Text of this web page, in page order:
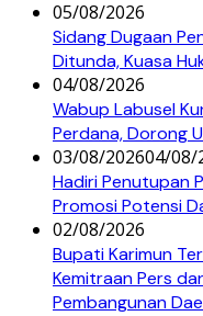
05/08/2026
Sidang Dugaan
Ditunda, Kuasa
04/08/2026
Wabup Labusel
Perdana, Dorong
03/08/202604/08/
Hadiri Penutupan
Promosi Potensi
02/08/2026
Bupati Karimun
Kemitraan Pers
Pembangunan